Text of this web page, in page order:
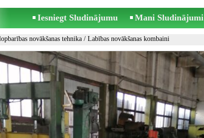
Iesniegt Sludinājumu Mani Sludinājumi
novākšanas tehnika / Labības novākšanas kombaini